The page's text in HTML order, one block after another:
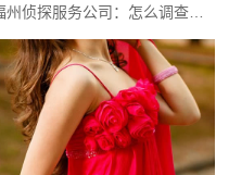
福州侦探服务公司：怎么调查对方的存款